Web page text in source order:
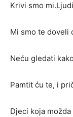
Krivi smo
Mi smo te doveli
Neću gledati
Pamtit ću te, i
Djeci koja